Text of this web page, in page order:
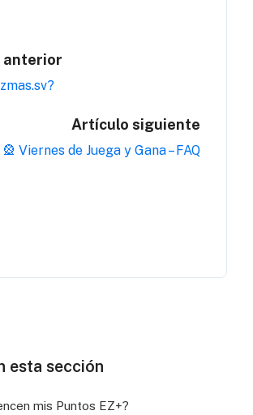
anterior
Artículo siguiente
🎡 Viernes de Juega y Gana – FAQ
esta sección
mis Puntos EZ+?